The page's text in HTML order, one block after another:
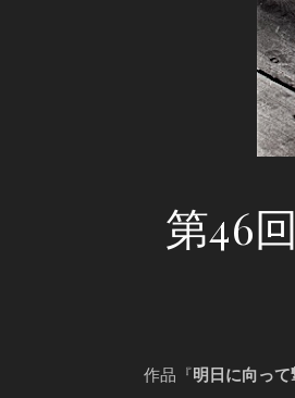
第46
作品『明日に向って